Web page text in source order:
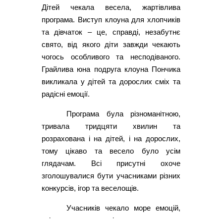
Дітей чекала весела, жартівлива
програма. Виступ клоуна для хлопчиків
та дівчаток – це, справді, незабутнє
свято, від якого діти завжди чекають
чогось особливого та несподіваного.
Грайлива юна подруга клоуна Пончика
викликала у дітей та дорослих сміх та
радісні емоції.
Програма була різноманітною,
тривала тридцяти хвилин та
розрахована і на дітей, і на дорослих,
тому цікаво та весело було усім
глядачам. Всі присутні охоче
зголошувалися бути учасниками різних
конкурсів, ігор та веселощів.
Учасників чекало море емоцій,